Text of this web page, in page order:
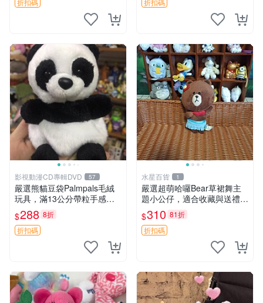
折扣碼
熊 素熊 毛絨doll
折扣碼
影視動漫CD專輯DVD 57
嚴選熊貓豆袋Palmpals毛絨
玩具，滿13公分帶粒手感極
佳，電影主題周邊推薦 熊貓
Palmpals 毛絨玩具 豆袋 劇場
版周邊
$288 8折
折扣碼
水星百貨 1
嚴選超萌哈囉Bear草裙舞主
題小公仔，適合收藏與送禮 1
00 克 哈囉Bear 草裙舞
$310 81折
折扣碼